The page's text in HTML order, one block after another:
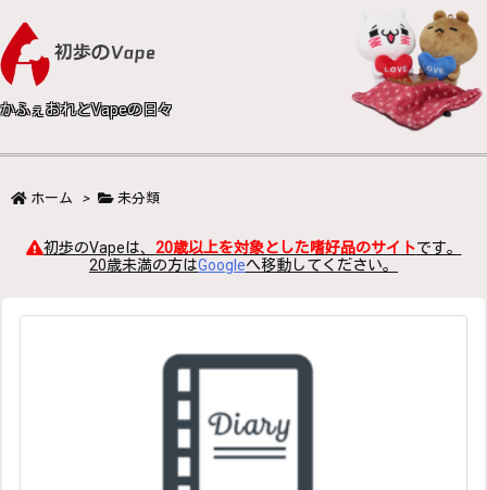
かふぇおれとVapeの日々
ホーム > 未分類
初歩のVapeは、 20歳以上を対象とした嗜好品のサイトです。
20歳未満の方はGoogleへ移動してください。